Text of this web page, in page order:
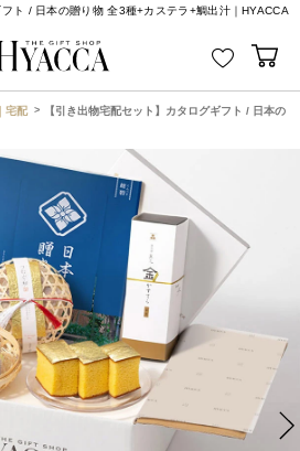
フト / 日本の贈り物 全3種+カステラ+鯛出汁｜HYACCA
宅配
【引き出物宅配セット】カタログギフト / 日本の